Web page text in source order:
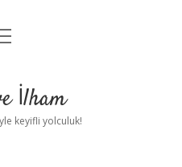
İlham
keyifli yolculuk!